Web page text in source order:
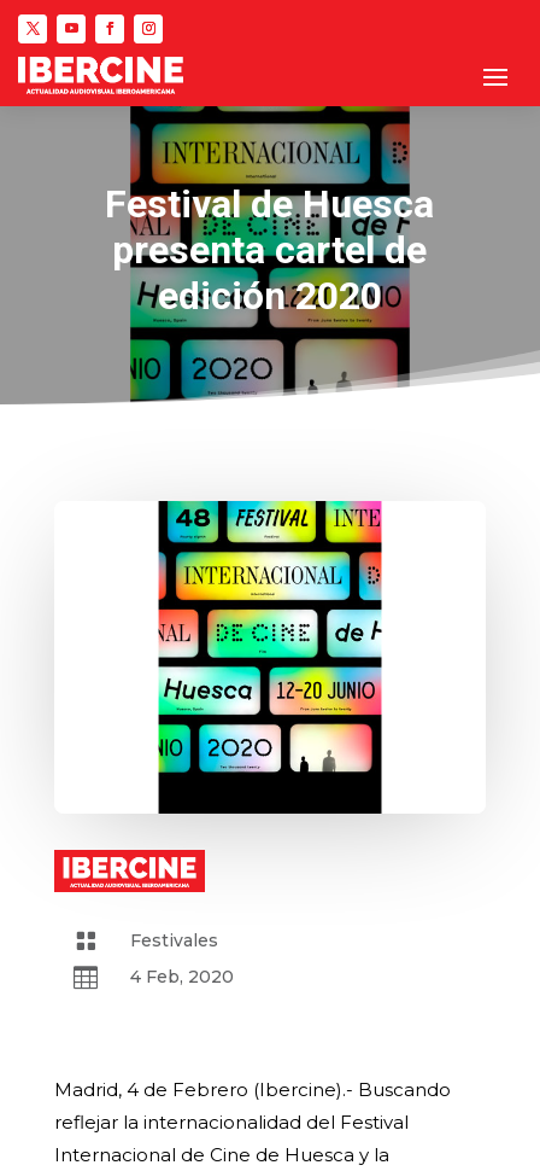
Festival de Huesca
presenta cartel de
edición 2020
 Festivales
 4 Feb, 2020
Madrid, 4 de Febrero (Ibercine).- Buscando
reflejar la internacionalidad del Festival
Internacional de Cine de Huesca y la